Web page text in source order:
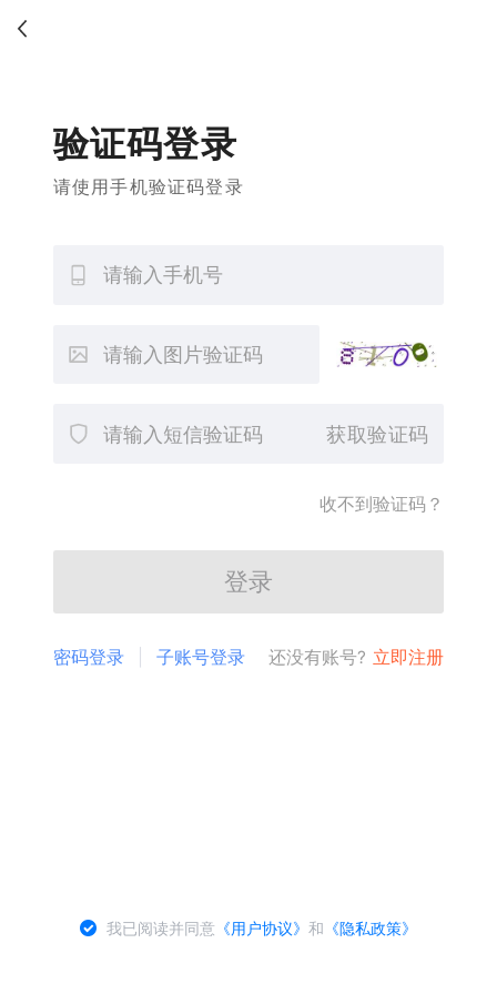
验证码登录
请使用手机验证码登录
获取验证码
收不到验证码？
登录
密码登录 子账号登录 还没有账号? 立即注册
我已阅读并同意 《用户协议》和 《隐私政策》